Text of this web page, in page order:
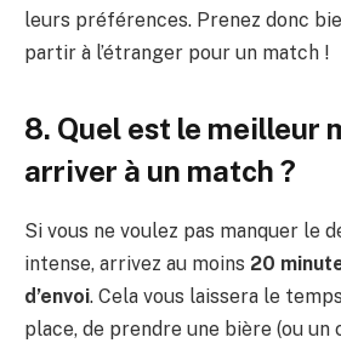
leurs préférences. Prenez donc
partir à l’étranger pour un match !
8. Quel est le meilleur
arriver à un match ?
Si vous ne voulez pas manquer le
intense, arrivez au moins 20
d’envoi. Cela vous laissera le
place, de prendre une bière (ou un